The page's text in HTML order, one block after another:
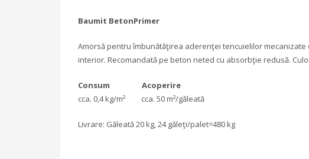
Baumit BetonPrimer
Amorsă pentru îmbunătăţirea aderenţei tencuielilor
interior. Recomandată pe beton neted cu absorbţie redusă.
Consum Acoperire
cca. 0,4 kg/m² cca. 50 m²/găleată
Livrare: Găleată 20 kg, 24 găleţi/palet=480 kg